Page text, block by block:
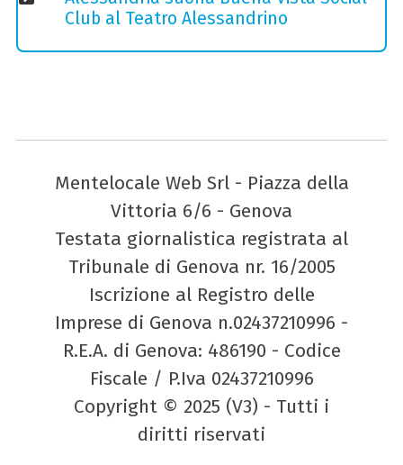
Club al Teatro Alessandrino
Mentelocale Web Srl - Piazza della
Vittoria 6/6 - Genova
Testata giornalistica registrata al
Tribunale di Genova nr. 16/2005
Iscrizione al Registro delle
Imprese di Genova n.02437210996 -
R.E.A. di Genova: 486190 - Codice
Fiscale / P.Iva 02437210996
Copyright © 2025 (V3) - Tutti i
diritti riservati